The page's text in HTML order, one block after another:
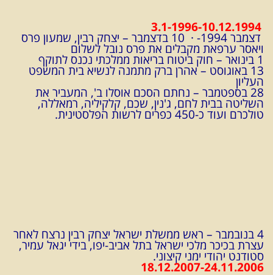
3.1-1996-10.12.1994
דצמבר 1994- · 10 בדצמבר – יצחק רבין, שמעון פרס
ויאסר ערפאת מקבלים את פרס נובל לשלום
1 בינואר – חוק ביטוח בריאות ממלכתי נכנס לתוקף
13 באוגוסט – אהרן ברק מתמנה לנשיא בית המשפט
העליון
28 בספטמבר – נחתם הסכם אוסלו ב', המעביר את
השליטה בבית לחם, ג'נין, שכם, קלקיליה, רמאללה,
טולכרם ועוד כ-450 כפרים לרשות הפלסטינית.
4 בנובמבר – ראש ממשלת ישראל יצחק רבין נרצח לאחר
עצרת בכיכר מלכי ישראל בתל אביב-יפו, בידי יגאל עמיר,
סטודנט יהודי ימני קיצוני.
18.12.2007-24.11.2006